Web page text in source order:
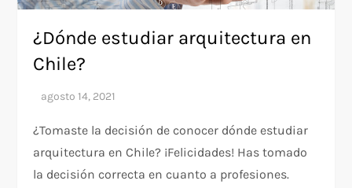
¿Dónde estudiar arquitectura en
Chile?
¿Tomaste la decisión de conocer dónde estudiar
arquitectura en Chile? ¡Felicidades! Has tomado
la decisión correcta en cuanto a profesiones.